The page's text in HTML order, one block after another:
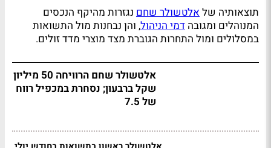
תוצאותיה של אלטשולר שחם נגזרות מהיקף הנכסים
המנוהלים ומגובה דמי הניהול, והן נבחנות מול התשואות
במסלולים ומול התחרות הגוברת מצד מוצרי מדד זולים.
אלטשולר שחם הרוויחה 50 מיליון
שקל ברבעון; נסחרת במכפיל רווח
של 7.5